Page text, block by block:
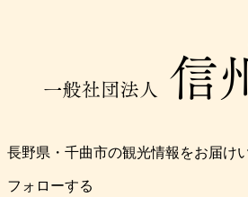
長野県・千曲市の観光情報をお届け
フォローする